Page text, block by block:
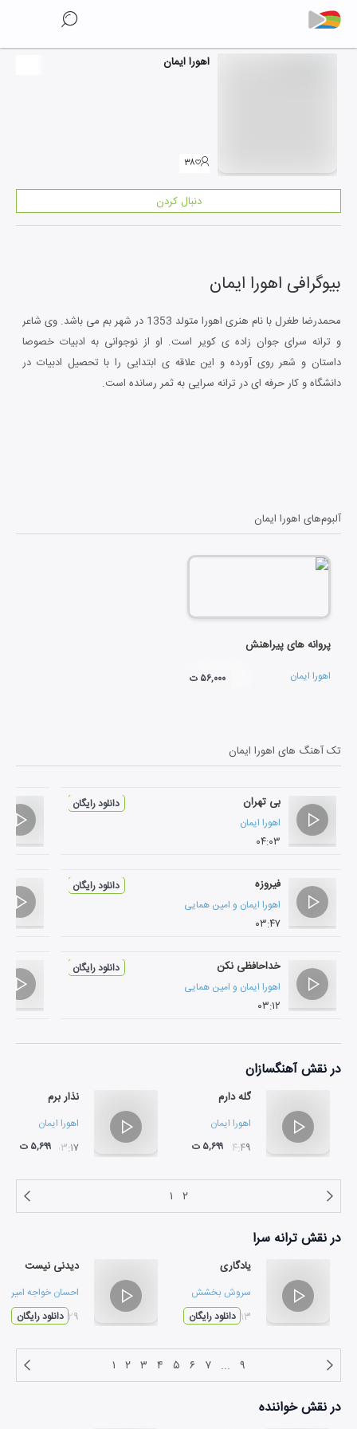
اهورا ایمان
۳۸
دنبال کردن
بیوگرافی اهورا ایمان
محمدرضا طغرل با نام هنری اهورا متولد 1353 در شهر بم می باشد. وی شاعر
و ترانه سرای جوان زاده ی کویر است. او از نوجوانی به ادبیات خصوصا
داستان و شعر روی آورده و این علاقه ی ابتدایی را با تحصیل ادبیات در
دانشگاه و کار حرفه ای در ترانه سرایی به ثمر رسانده است.
آلبوم‌های اهورا ایمان
پروانه های پیراهنش
اهورا ایمان ۵۶,۰۰۰ ت
تک آهنگ های اهورا ایمان
بی تهران
اهورا ایمان
۰۴:۰۳
دانلود رایگان
فیروزه
اهورا ایمان و امین همایی
۰۳:۴۷
دانلود رایگان
خداحافظی نکن
اهورا ایمان و امین همایی
۰۳:۱۲
دانلود رایگان
در نقشآهنگسازان
گله دارم
اهورا ایمان
۰۴:۴۹ ۵,۶۹۹ ت
نذار برم
اهورا ایمان
۰۳:۱۷ ۵,۶۹۹ ت
۱ ۲
در نقشترانه سرا
یادگاری
سروش بخشش
۰۳:۱۳دانلود رایگان
دیدنی نیست
احسان خواجه امیری
۰۳:۲۹دانلود رایگان
۱ ۲ ۳ ۴ ۵ ۶ ۷ ... ۹
در نقشخواننده